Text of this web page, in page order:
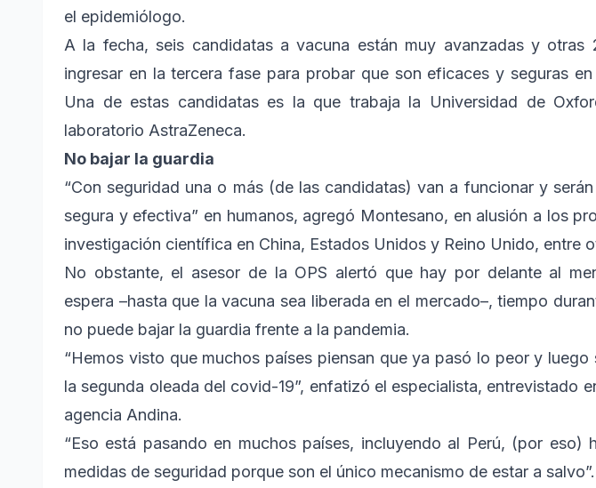
el epidemiólogo.
A la fecha, seis candidatas a vacuna están muy avanzadas y
ingresar en la tercera fase para probar que son eficaces y seguras
Una de estas candidatas es la que trabaja la Universidad de
laboratorio AstraZeneca.
No bajar la guardia
“Con seguridad una o más (de las candidatas) van a funcionar y
segura y efectiva” en humanos, agregó Montesano, en alusión a los
investigación científica en China, Estados Unidos y Reino Unido, entre
No obstante, el asesor de la OPS alertó que hay por delante al
espera –hasta que la vacuna sea liberada en el mercado–, tiempo
no puede bajar la guardia frente a la pandemia.
“Hemos visto que muchos países piensan que ya pasó lo peor y
la segunda oleada del covid-19”, enfatizó el especialista, entrevistado
agencia Andina.
“Eso está pasando en muchos países, incluyendo al Perú, (por eso)
medidas de seguridad porque son el único mecanismo de estar a salvo”.